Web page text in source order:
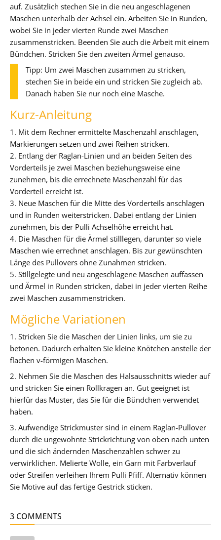
auf. Zusätzlich stechen Sie in die neu angeschlagenen
Maschen unterhalb der Achsel ein. Arbeiten Sie in Runden,
wobei Sie in jeder vierten Runde zwei Maschen
zusammenstricken. Beenden Sie auch die Arbeit mit einem
Bündchen. Stricken Sie den zweiten Ärmel genauso.
Tipp: Um zwei Maschen zusammen zu stricken,
stechen Sie in beide ein und stricken Sie zugleich ab.
Danach haben Sie nur noch eine Masche.
Kurz-Anleitung
1. Mit dem Rechner ermittelte Maschenzahl anschlagen,
Markierungen setzen und zwei Reihen stricken.
2. Entlang der Raglan-Linien und an beiden Seiten des
Vorderteils je zwei Maschen beziehungsweise eine
zunehmen, bis die errechnete Maschenzahl für das
Vorderteil erreicht ist.
3. Neue Maschen für die Mitte des Vorderteils anschlagen
und in Runden weiterstricken. Dabei entlang der Linien
zunehmen, bis der Pulli Achselhöhe erreicht hat.
4. Die Maschen für die Ärmel stilllegen, darunter so viele
Maschen wie errechnet anschlagen. Bis zur gewünschten
Länge des Pullovers ohne Zunahmen stricken.
5. Stillgelegte und neu angeschlagene Maschen auffassen
und Ärmel in Runden stricken, dabei in jeder vierten Reihe
zwei Maschen zusammenstricken.
Mögliche Variationen
1. Stricken Sie die Maschen der Linien links, um sie zu
betonen. Dadurch erhalten Sie kleine Knötchen anstelle der
flachen v-förmigen Maschen.
2. Nehmen Sie die Maschen des Halsausschnitts wieder auf
und stricken Sie einen Rollkragen an. Gut geeignet ist
hierfür das Muster, das Sie für die Bündchen verwendet
haben.
3. Aufwendige Strickmuster sind in einem Raglan-Pullover
durch die ungewohnte Strickrichtung von oben nach unten
und die sich ändernden Maschenzahlen schwer zu
verwirklichen. Melierte Wolle, ein Garn mit Farbverlauf
oder Streifen verleihen Ihrem Pulli Pfiff. Alternativ können
Sie Motive auf das fertige Gestrick sticken.
3 COMMENTS